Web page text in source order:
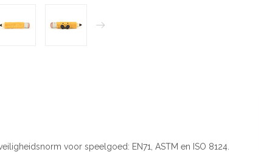
voor speelgoed: EN71, ASTM en ISO 8124.